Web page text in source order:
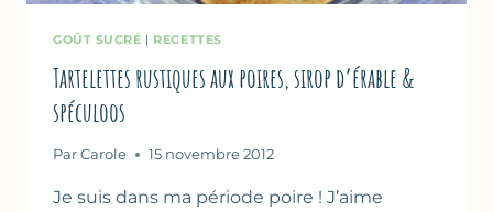
GOÛT SUCRÉ | RECETTES
Tartelettes rustiques aux poires, sirop d’érable &
spéculoos
Par Carole 15 novembre 2012
Je suis dans ma période poire ! J’aime